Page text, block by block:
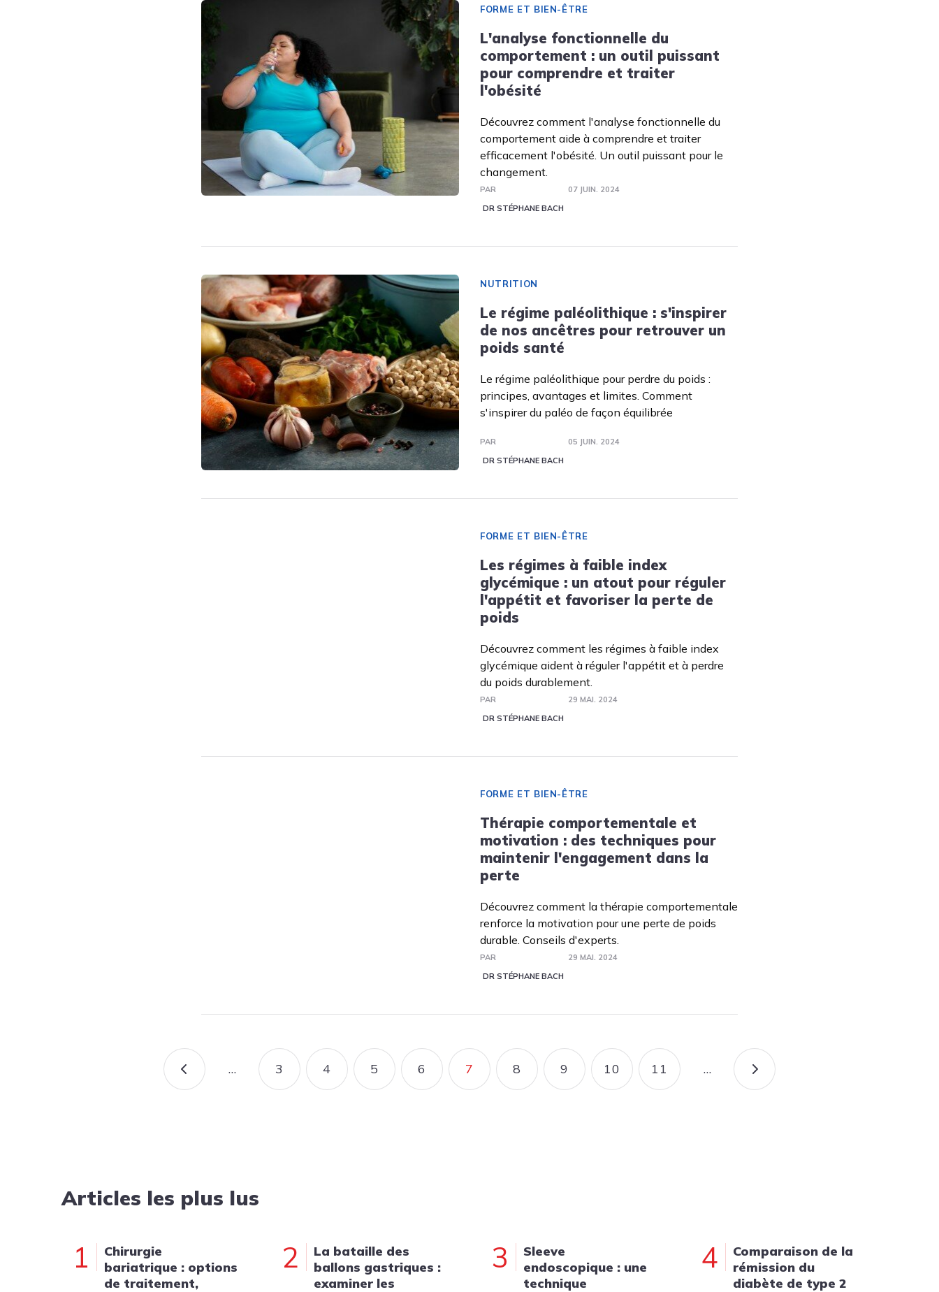
FORME ET BIEN-ÊTRE
L'analyse fonctionnelle du
comportement : un outil puissant
pour comprendre et traiter
l'obésité
Découvrez comment l'analyse fonctionnelle du
comportement aide à comprendre et traiter
efficacement l'obésité. Un outil puissant pour le
changement.
PAR
DR STÉPHANE BACH
07 JUIN. 2024
NUTRITION
Le régime paléolithique : s'inspirer
de nos ancêtres pour retrouver un
poids santé
Le régime paléolithique pour perdre du poids :
principes, avantages et limites. Comment
s'inspirer du paléo de façon équilibrée
PAR
DR STÉPHANE BACH
05 JUIN. 2024
FORME ET BIEN-ÊTRE
Les régimes à faible index
glycémique : un atout pour réguler
l'appétit et favoriser la perte de
poids
Découvrez comment les régimes à faible index
glycémique aident à réguler l'appétit et à perdre
du poids durablement.
PAR
DR STÉPHANE BACH
29 MAI. 2024
FORME ET BIEN-ÊTRE
Thérapie comportementale et
motivation : des techniques pour
maintenir l'engagement dans la
perte
Découvrez comment la thérapie comportementale
renforce la motivation pour une perte de poids
durable. Conseils d'experts.
PAR
DR STÉPHANE BACH
29 MAI. 2024
PAGE PRÉCÉDENTE
… PAGE
3 PAGE
4 PAGE
5 PAGE
6 PAGE COURANTE
7 PAGE
8 PAGE
9 PAGE
10 PAGE
11 … PAGE SUIVANTE
Articles les plus lus
1
Chirurgie
bariatrique : options
de traitement,
2
La bataille des
ballons gastriques :
examiner les
3
Sleeve
endoscopique : une
technique
4
Comparaison de la
rémission du
diabète de type 2